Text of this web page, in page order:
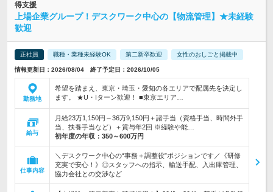
得支援
上場企業グループ！デスクワーク中心の【物流管理】★未経験
歓迎
正社員 職種・業種未経験OK 第二新卒歓迎 女性のおしごと掲載中
情報更新日：2026/08/04 終了予定日：2026/10/05
勤務地
希望を踏まえ、東京・埼玉・愛知の各エリアで配属先を決定し
ます。 ★U・Iターン歓迎！ ■東京エリア…
給与
月給23万1,150円～36万9,150円＋諸手当（資格手当、時間外手
当、扶養手当など）＋賞与年2回 ※経験や能…
初年度の年収： 350～600万円
仕事内容
＼デスクワーク中心の“事務＋調整役”ポジションです／《研修
充実で安心！》◎スタッフへの指示、輸送手配、入出庫管理、
協力会社との交渉など